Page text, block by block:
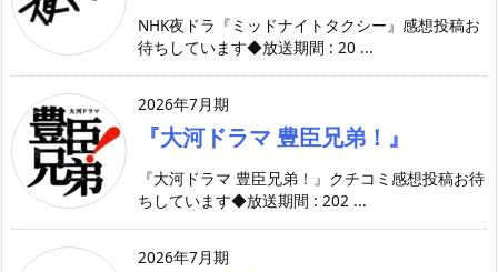
NHK夜ドラ『ミッドナイトタクシー』感想投稿お
待ちしています◆放送期間 : 20 ...
2026年7月期
『大河ドラマ 豊臣兄弟！』
『大河ドラマ 豊臣兄弟！』クチコミ感想投稿お待
ちしています◆放送期間 : 202 ...
2026年7月期